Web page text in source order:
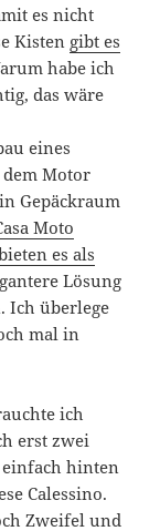
es nicht
Kisten gibt es
habe ich
das wäre
eines
Motor
Gepäckraum
Moto
es als
Lösung
Ich überlege
mal in
ich
erst zwei
hinten
Calessino.
Zweifel und